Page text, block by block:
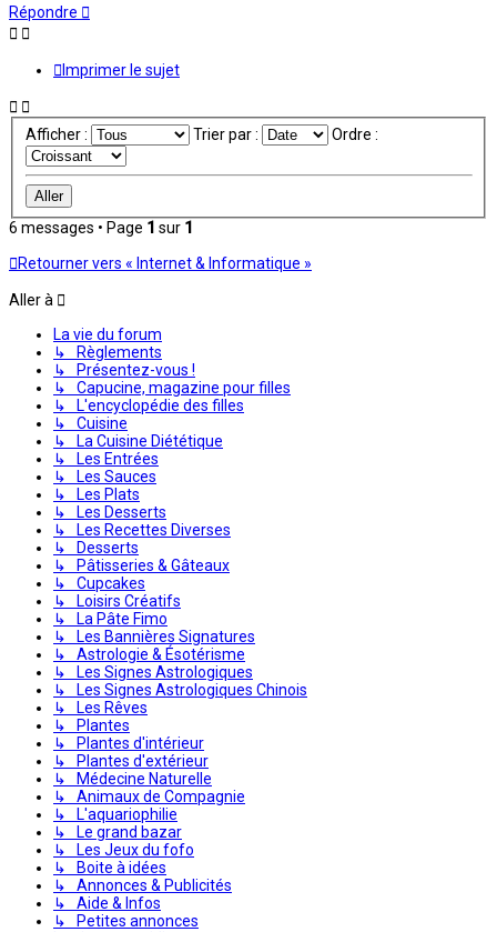
Répondre
Imprimer le sujet
Afficher : Trier par : Ordre :
6 messages • Page 1 sur 1
Retourner vers « Internet & Informatique »
Aller à
La vie du forum
↳ Règlements
↳ Présentez-vous !
↳ Capucine, magazine pour filles
↳ L'encyclopédie des filles
↳ Cuisine
↳ La Cuisine Diététique
↳ Les Entrées
↳ Les Sauces
↳ Les Plats
↳ Les Desserts
↳ Les Recettes Diverses
↳ Desserts
↳ Pâtisseries & Gâteaux
↳ Cupcakes
↳ Loisirs Créatifs
↳ La Pâte Fimo
↳ Les Bannières Signatures
↳ Astrologie & Ésotérisme
↳ Les Signes Astrologiques
↳ Les Signes Astrologiques Chinois
↳ Les Rêves
↳ Plantes
↳ Plantes d'intérieur
↳ Plantes d'extérieur
↳ Médecine Naturelle
↳ Animaux de Compagnie
↳ L'aquariophilie
↳ Le grand bazar
↳ Les Jeux du fofo
↳ Boite à idées
↳ Annonces & Publicités
↳ Aide & Infos
↳ Petites annonces